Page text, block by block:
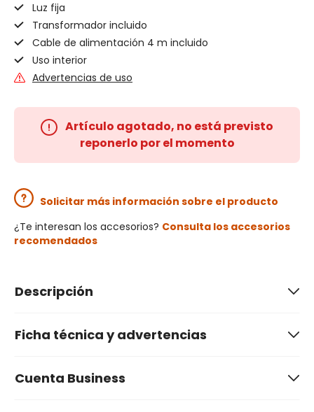
Luz fija
Transformador incluido
Cable de alimentación 4 m incluido
Uso interior
Advertencias de uso
Artículo agotado, no está previsto
reponerlo por el momento
Solicitar más información sobre el producto
¿Te interesan los accesorios? Consulta los accesorios
recomendados
Descripción
Ficha técnica y advertencias
Cuenta Business